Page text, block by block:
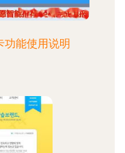
功能使用说明